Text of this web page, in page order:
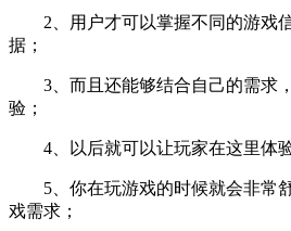
2、用户才可以掌握不同的游戏
据；
3、而且还能够结合自己的需求
验；
4、以后就可以让玩家在这里体验
5、你在玩游戏的时候就会非常
戏需求；